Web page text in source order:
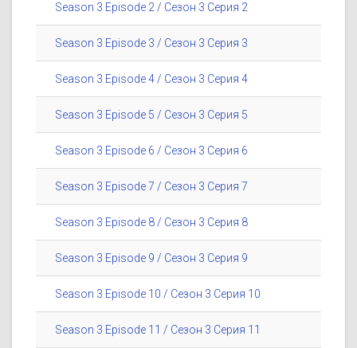
Season 3 Episode 2 / Сезон 3 Серия 2
Season 3 Episode 3 / Сезон 3 Серия 3
Season 3 Episode 4 / Сезон 3 Серия 4
Season 3 Episode 5 / Сезон 3 Серия 5
Season 3 Episode 6 / Сезон 3 Серия 6
Season 3 Episode 7 / Сезон 3 Серия 7
Season 3 Episode 8 / Сезон 3 Серия 8
Season 3 Episode 9 / Сезон 3 Серия 9
Season 3 Episode 10 / Сезон 3 Серия 10
Season 3 Episode 11 / Сезон 3 Серия 11